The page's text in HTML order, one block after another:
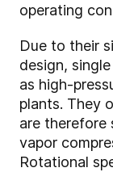
operating
Due to their
design,
as high-
plants. They
are therefore
vapor
Rotational